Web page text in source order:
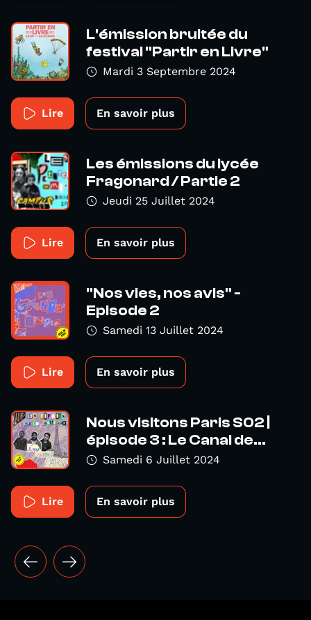
L'émission bruitée du
festival "Partir en Livre"
Mardi 3 Septembre 2024
Lire En savoir plus
Les émissions du lycée
Fragonard / Partie 2
Jeudi 25 Juillet 2024
Lire En savoir plus
"Nos vies, nos avis" -
Episode 2
Samedi 13 Juillet 2024
Lire En savoir plus
Nous visitons Paris S02 |
épisode 3 : Le Canal de...
Samedi 6 Juillet 2024
Lire En savoir plus